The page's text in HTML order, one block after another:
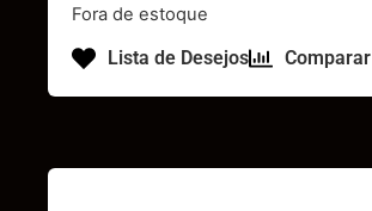
Fora de estoque
Lista de Desejos Comparar